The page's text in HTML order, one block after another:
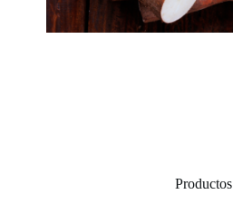
Productos